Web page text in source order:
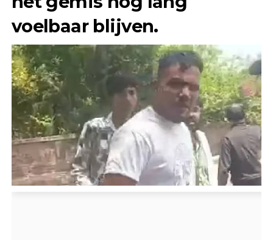
voelbaar blijven.